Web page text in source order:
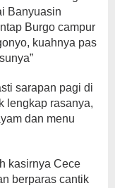
Banyuasin
Burgo campur
kuahnya pas
sarapan pagi di
lengkap rasanya,
dan menu
kasirnya Cece
berparas cantik